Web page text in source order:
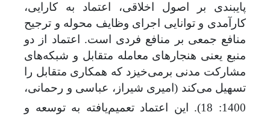
پایبندی بر اصول اخلاقی، اعتماد به کارایی،
کارآمدی و توانایی اجرای وظایف محوله و ترجیح
منافع جمعی بر منافع فردی است. اعتماد از دو
منبع یعنی هنجارهای معامله متقابل و شبکه‌های
مشارکت مدنی برمی‌خیزد که همکاری متقابل را
تسهیل می‌کند (امیری شیراز، عباسی و رحمانی،
1400: 18). این اعتماد تعمیم
یافته به توسعه و